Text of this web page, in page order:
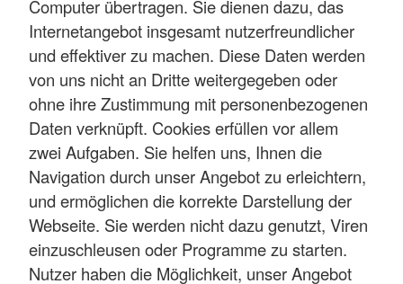
Computer übertragen. Sie dienen dazu, das
Internetangebot insgesamt nutzerfreundlicher
und effektiver zu machen. Diese Daten werden
von uns nicht an Dritte weitergegeben oder
ohne ihre Zustimmung mit personenbezogenen
Daten verknüpft. Cookies erfüllen vor allem
zwei Aufgaben. Sie helfen uns, Ihnen die
Navigation durch unser Angebot zu erleichtern,
und ermöglichen die korrekte Darstellung der
Webseite. Sie werden nicht dazu genutzt, Viren
einzuschleusen oder Programme zu starten.
Nutzer haben die Möglichkeit, unser Angebot